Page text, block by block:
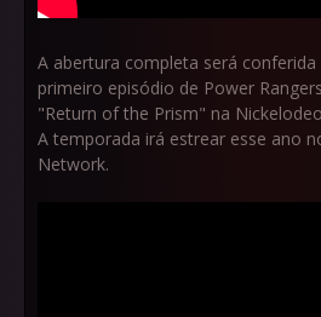
A abertura completa será conferida
primeiro episódio de Power
"Return of the Prism" na
A temporada irá estrear esse ano
Network.